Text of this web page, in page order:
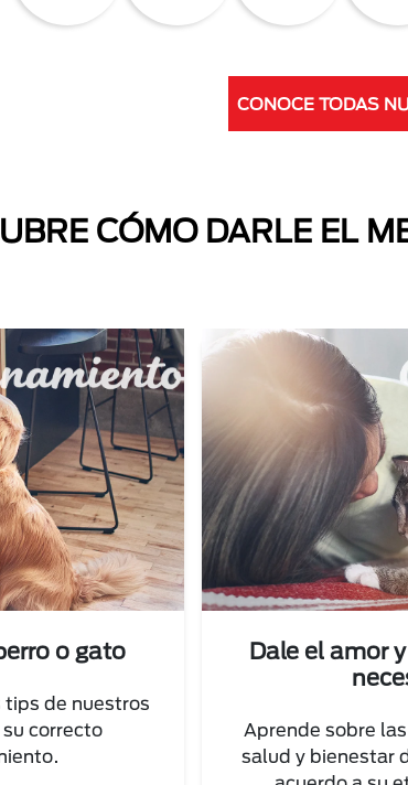
CONOCE TODAS
CÓMO DARLE EL
o gato
tips de nuestros
correcto
Dale el amor
Aprende sobre
salud y bienestar